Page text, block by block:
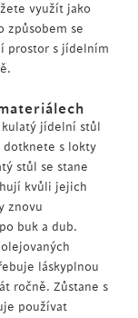
využít jako
způsobem se
prostor s jídelním
jídelní stůl
dotknete s lokty
stůl se stane
kvůli jejich
znovu
buk a dub.
láskyplnou
ročně. Zůstane s
používat